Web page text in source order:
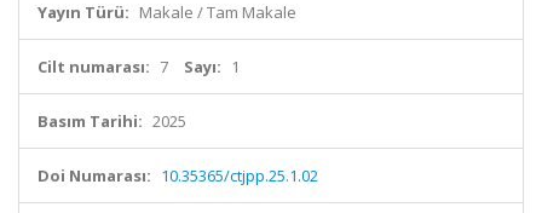
Yayın Türü: Makale / Tam Makale
Cilt numarası: 7 Sayı: 1
Basım Tarihi: 2025
Doi Numarası: 10.35365/ctjpp.25.1.02